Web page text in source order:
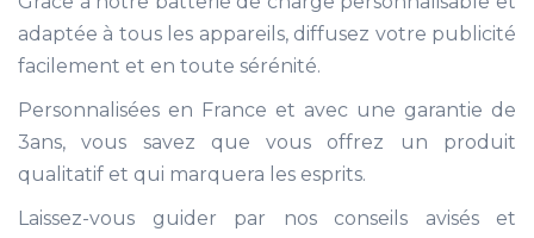
adaptée à tous les appareils, diffusez votre publicité
facilement et en toute sérénité.
Personnalisées en France et avec une garantie de
3ans, vous savez que vous offrez un produit
qualitatif et qui marquera les esprits.
Laissez-vous guider par nos conseils avisés et